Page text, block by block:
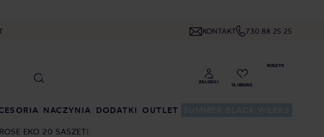
KONTAKT 730 88 25 25
NACZYNIA DODATKI OUTLET
EKO 20 SASZETEK